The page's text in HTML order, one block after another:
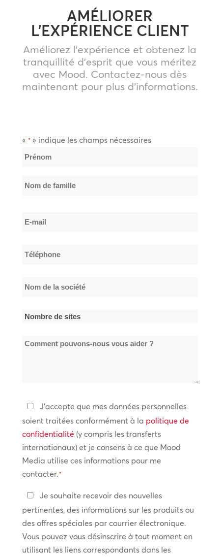
AMÉLIORER
L’EXPÉRIENCE CLIENT
Améliorez l’expérience et obtenez la
tranquillité d’esprit que vous méritez
avec Mood. Contactez-nous dès
maintenant pour plus d’informations.
« *» indique les champs nécessaires
Nom
de
E-
Téléphone
Nom
Nombre
sites
Comment
Politique
de
confidentialité
*
J'accepte que mes données personnelles
soient traitées conformément à la politique de
confidentialité(y compris les transferts
internationaux) et je consens à ce que Mood
Media utilise ces informations pour me
contacter.*
Restez
en
contact
Je souhaite recevoir des nouvelles
pertinentes, des informations sur les produits ou
des offres spéciales par courrier électronique.
Vous pouvez vous désinscrire à tout moment en
utilisant les liens correspondants dans les